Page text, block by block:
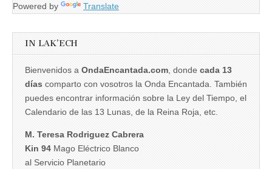
Powered by Translate
IN LAK’ECH
Bienvenidos a OndaEncantada.com , donde cada 13
días comparto con vosotros la Onda Encantada. También
puedes encontrar información sobre la Ley del Tiempo, el
Calendario de las 13 Lunas, de la Reina Roja, etc.
M. Teresa Rodriguez Cabrera
Kin 94 Mago Eléctrico Blanco
al Servicio Planetario